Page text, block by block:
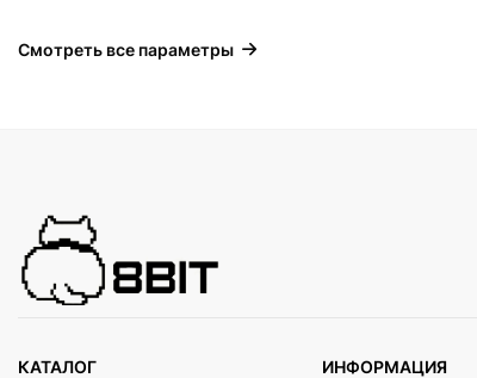
Смотреть все параметры
КАТАЛОГ ИНФОРМАЦИЯ